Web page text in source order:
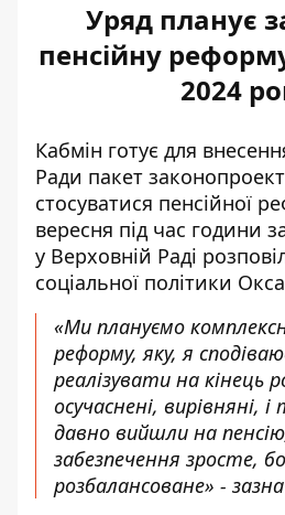
Уряд планує
пенсійну
2024
Кабмін готує для
Ради пакет
стосуватися пенсійної
вересня під час години
у Верховній Раді
соціальної політики
«Ми плануємо
реформу, яку, я
реалізувати на кінець
осучаснені, вирівняні,
давно вийшли на
забезпечення зросте,
розбалансоване» -